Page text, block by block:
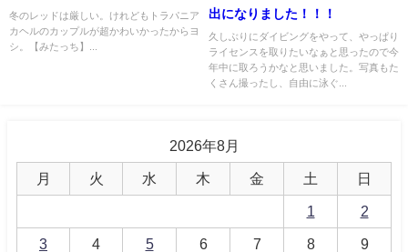
冬のレッドは厳しい。けれどもトラパニア
カヘルのカップルが超かわいかったからヨ
シ。【みたっち】...
出になりました！！！
久しぶりにダイビングをやって、やっぱり
ライセンスを取りたいなぁと思ったので今
年中に取ろうかなと思いました。写真もた
くさん撮ったし、自由に泳ぐ...
2026年8月
月 火 水 木 金 土 日
1 2
3 4 5 6 7 8 9